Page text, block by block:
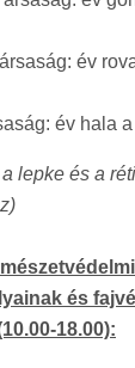
év
év hala
lepke és a
és
18.00):